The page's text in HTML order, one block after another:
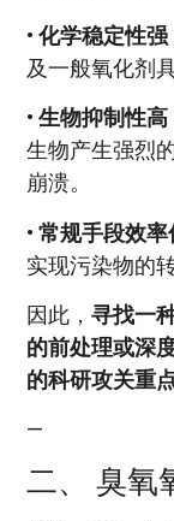
• 化学稳定性强
及一般氧化剂
• 生物抑制性高
生物产生强烈
崩溃。
• 常规手段效率
实现污染物的
因此， 寻找一
的前处理或深
的科研攻关重点
—
二、 臭氧